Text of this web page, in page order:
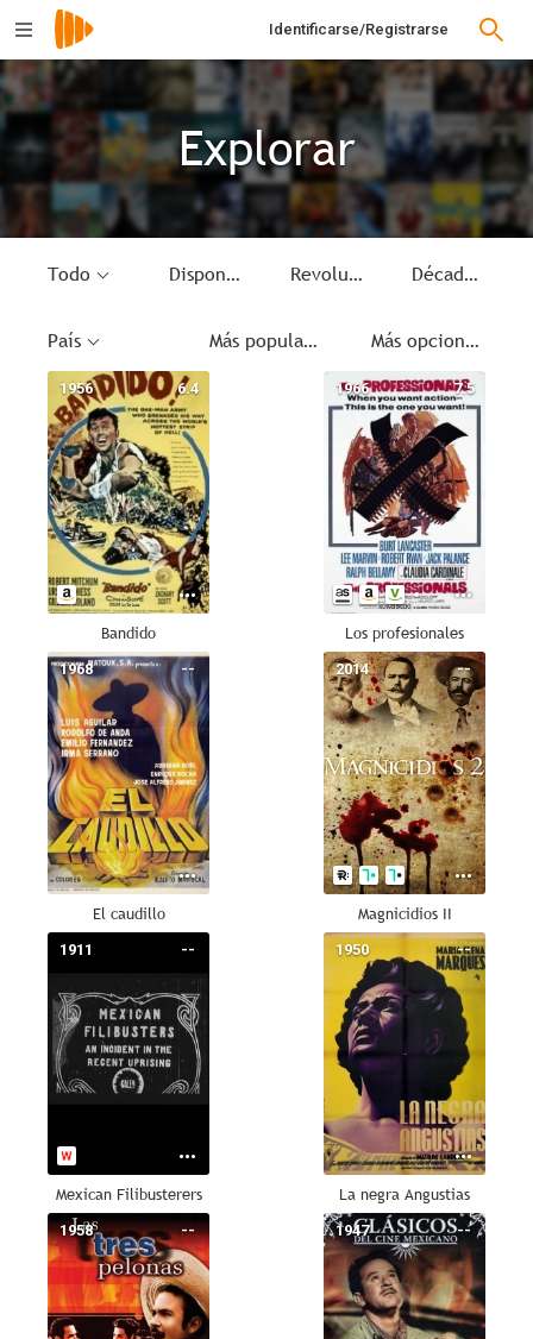
Identificarse/Registrarse
Explorar
Todo Disponible Revolución Mexicana Década
País Más populares Más opciones
6.4
1956
Bandido
7.5
1966
Los profesionales
--
1968
El caudillo
--
2014
Magnicidios II
--
1911
Mexican Filibusterers
--
1950
La negra Angustias
--
1958 --
1947